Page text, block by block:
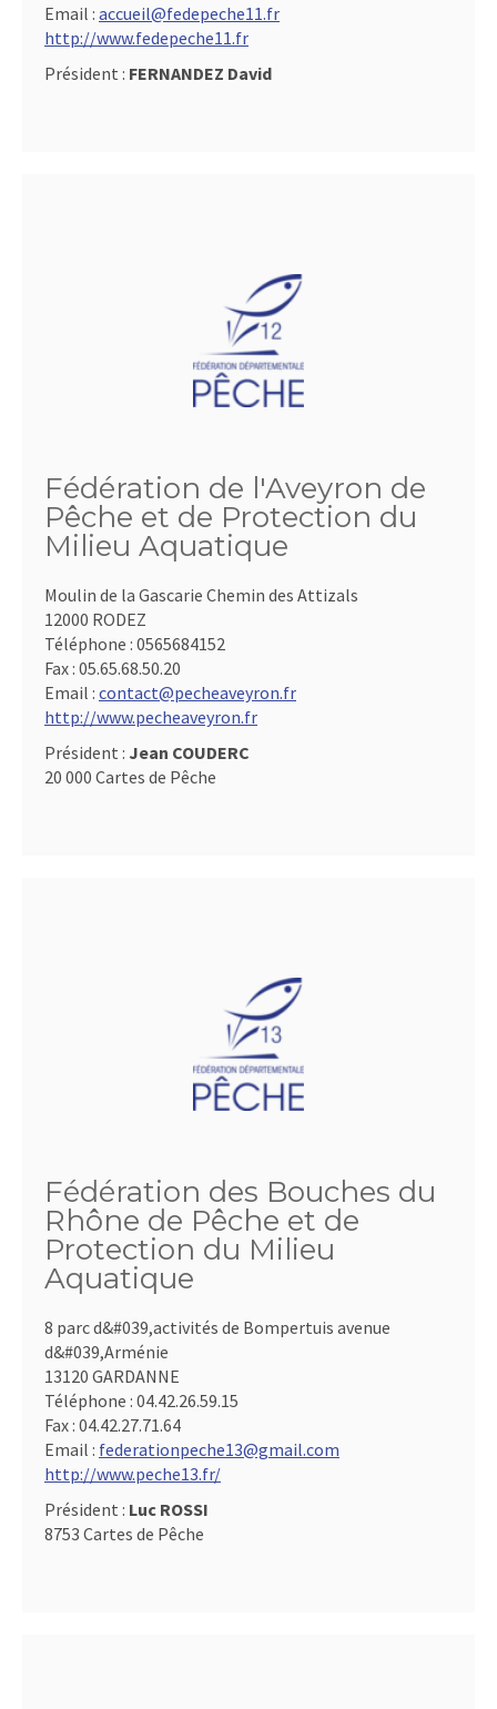
Email : accueil@fedepeche11.fr
http://www.fedepeche11.fr
Président : FERNANDEZ David
Fédération de l'Aveyron de
Pêche et de Protection du
Milieu Aquatique
Moulin de la Gascarie Chemin des Attizals
12000 RODEZ
Téléphone : 0565684152
Fax : 05.65.68.50.20
Email : contact@pecheaveyron.fr
http://www.pecheaveyron.fr
Président : Jean COUDERC
20 000 Cartes de Pêche
Fédération des Bouches du
Rhône de Pêche et de
Protection du Milieu
Aquatique
8 parc d&#039,activités de Bompertuis avenue
d&#039,Arménie
13120 GARDANNE
Téléphone : 04.42.26.59.15
Fax : 04.42.27.71.64
Email : federationpeche13@gmail.com
http://www.peche13.fr/
Président : Luc ROSSI
8753 Cartes de Pêche